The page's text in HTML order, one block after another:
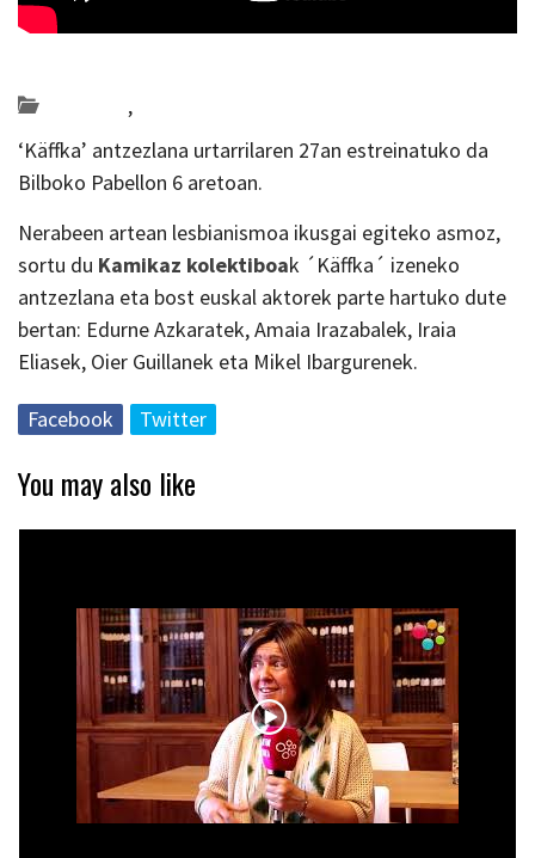
,
‘Käffka’ antzezlana urtarrilaren 27an estreinatuko da
Bilboko Pabellon 6 aretoan.
Nerabeen artean lesbianismoa ikusgai egiteko asmoz,
sortu du Kamikaz kolektiboak ´Käffka´ izeneko
antzezlana eta bost euskal aktorek parte hartuko dute
bertan: Edurne Azkaratek, Amaia Irazabalek, Iraia
Eliasek, Oier Guillanek eta Mikel Ibargurenek.
Facebook Twitter
You may also like